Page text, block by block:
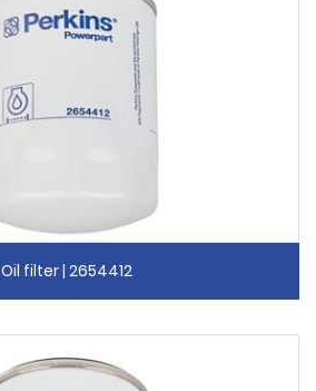
Oil filter | 2654412